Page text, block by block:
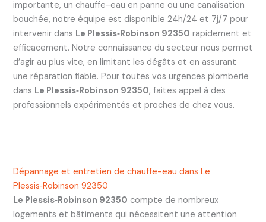
importante, un chauffe-eau en panne ou une canalisation
bouchée, notre équipe est disponible 24h/24 et 7j/7 pour
intervenir dans Le Plessis‑Robinson 92350 rapidement et
efficacement. Notre connaissance du secteur nous permet
d’agir au plus vite, en limitant les dégâts et en assurant
une réparation fiable. Pour toutes vos urgences plomberie
dans Le Plessis‑Robinson 92350, faites appel à des
professionnels expérimentés et proches de chez vous.
Dépannage et entretien de chauffe-eau dans Le
Plessis‑Robinson 92350
Le Plessis‑Robinson 92350 compte de nombreux
logements et bâtiments qui nécessitent une attention